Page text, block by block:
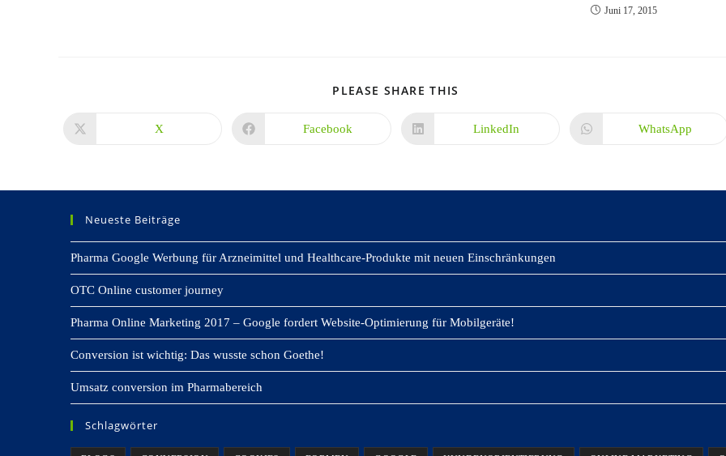
Juni 17, 2015
PLEASE SHARE THIS
TEILEN
Öffnet
X
Öffnet
Facebook
Öffnet
LinkedIn
Öffnet
WhatsApp
Neueste Beiträge
Pharma Google Werbung für Arzneimittel und Healthcare-Produkte mit neuen Einschränkungen
OTC Online customer journey
Pharma Online Marketing 2017 – Google fordert Website-Optimierung für Mobilgeräte!
Conversion ist wichtig: Das wusste schon Goethe!
Umsatz conversion im Pharmabereich
Schlagwörter